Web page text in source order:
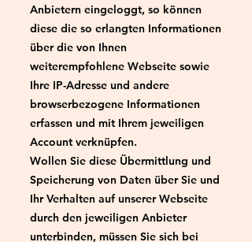
Anbietern eingeloggt, so können
diese die so erlangten Informationen
über die von Ihnen
weiterempfohlene Webseite sowie
Ihre IP-Adresse und andere
browserbezogene Informationen
erfassen und mit Ihrem jeweiligen
Account verknüpfen.
Wollen Sie diese Übermittlung und
Speicherung von Daten über Sie und
Ihr Verhalten auf unserer Webseite
durch den jeweiligen Anbieter
unterbinden, müssen Sie sich bei